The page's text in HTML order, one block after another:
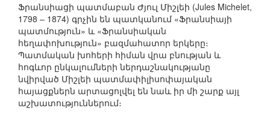
Ֆրանսիացի պատմաբան Ժյուլ Միշլեի (Jules Michelet,
1798 – 1874) գրչին են պատկանում «Ֆրանսիայի
պատմություն» և «Ֆրանսիական
հեղափոխություն» բազմահատոր երկերը։
Պատմական խոհերի հիման վրա բնության և
հոգևոր ընկալումների ներդաշնակությանը
նվիրված Միշլեի պատմափիլիսոփայական
հայացքներն արտացոլվել են նաև իր մի շարք այլ
աշխատություններում։